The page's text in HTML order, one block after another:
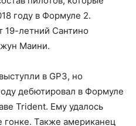
году в Формуле 2.
19-летний Сантино
Маини.
в GP3, но
дебютировал в Формуле
Trident. Ему удалось
гонке. Также американец